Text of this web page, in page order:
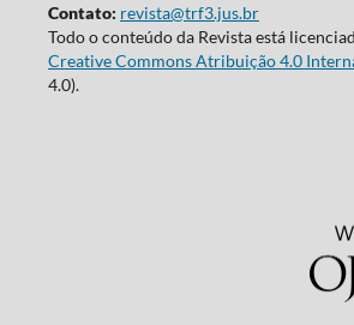
Contato: revista@trf3.jus.br
Todo o conteúdo da Revista está
Creative Commons Atribuição 4.0
4.0).